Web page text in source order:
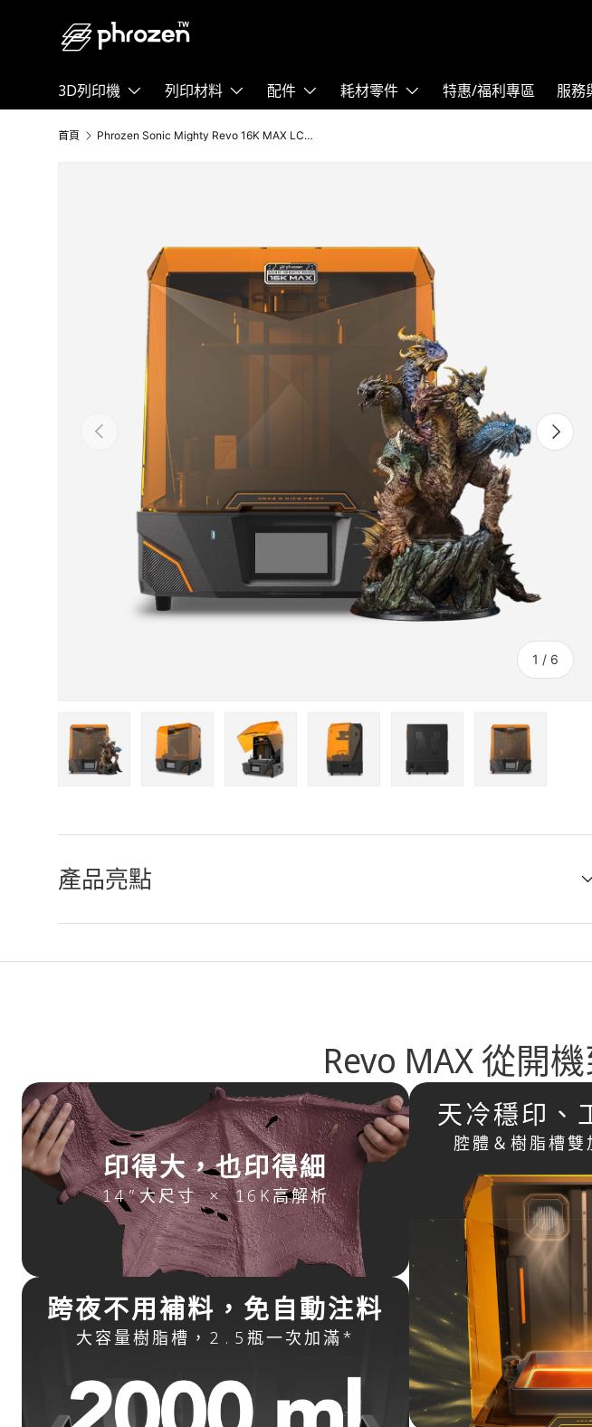
跳至內容
3D列印機 列印材料 配件 耗材零件 特惠/福利專區 服務
首頁 Phrozen Sonic Mighty Revo 16K MAX LCD光固化3D列印機
以前的
1 / 的
6
下一個
產品亮點
Revo MAX 從開
印得大，也印得細
14”大尺寸 × 16K高解析
跨夜不用補料，免自動注料
大容量樹脂槽，2.5瓶一次加滿*
天冷穩印、
腔體＆樹脂槽雙